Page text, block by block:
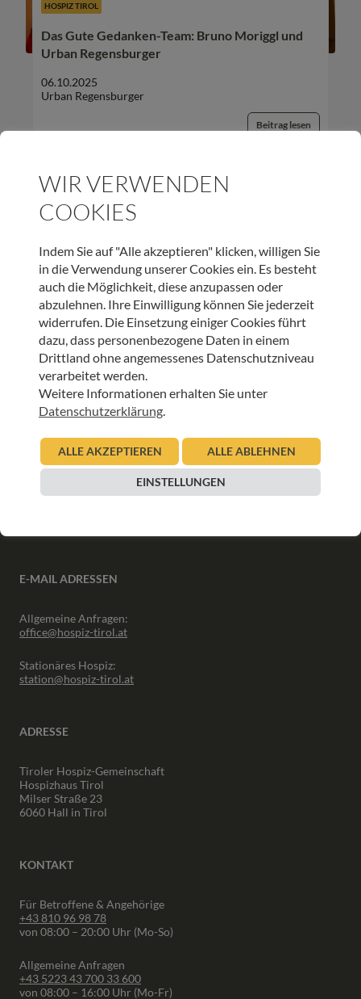
HOSPIZ TIROL
Das Gute Gedanken-Team: Bruno Moriggl und
Urban Regensburger
06.10.2025
Urban Regensburger
Beitrag lesen
UNSER NEWSLETTER:
ANMELDEN
INFORMATIONEN
Downloads
Interner Bereich
E-MAIL ADRESSEN
Allgemeine Anfragen:
office@hospiz-tirol.at
Stationäres Hospiz:
station@hospiz-tirol.at
ADRESSE
Tiroler Hospiz-Gemeinschaft
Hospizhaus Tirol
Milser Straße 23
6060 Hall in Tirol
KONTAKT
Für Betroffene & Angehörige
+43 810 96 98 78
von 08:00 – 20:00 Uhr (Mo-So)
Allgemeine Anfragen
+43 5223 43 700 33 600
von 08:00 – 16:00 Uhr (Mo-Fr)
WIR VERWENDEN
COOKIES
Indem Sie auf "Alle akzeptieren" klicken, willigen Sie
in die Verwendung unserer Cookies ein. Es besteht
auch die Möglichkeit, diese anzupassen oder
abzulehnen. Ihre Einwilligung können Sie jederzeit
widerrufen. Die Einsetzung einiger Cookies führt
dazu, dass personenbezogene Daten in einem
Drittland ohne angemessenes Datenschutzniveau
verarbeitet werden.
Weitere Informationen erhalten Sie unter
Datenschutzerklärung.
ALLE AKZEPTIEREN ALLE ABLEHNEN
EINSTELLUNGEN